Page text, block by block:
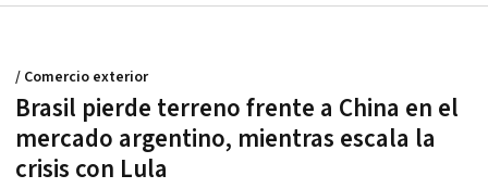
Brasil pierde terreno frente a China en el
mercado argentino, mientras escala la
crisis con Lula
/ Comercio exterior